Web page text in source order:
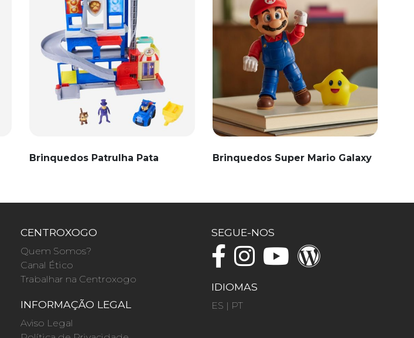
Brinquedos Patrulha Pata Brinquedos Super Mario Galaxy
CENTROXOGO
Quem Somos?
Canal Ético
Trabalhar na Centroxogo
INFORMAÇÃO LEGAL
Aviso Legal
SEGUE-NOS
IDIOMAS
ES | PT